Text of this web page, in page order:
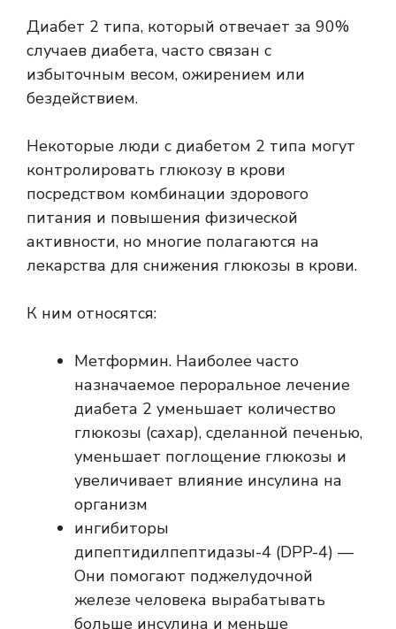
Диабет 2 типа, который отвечает за 90%
случаев диабета, часто связан с
избыточным весом, ожирением или
бездействием.
Некоторые люди с диабетом 2 типа могут
контролировать глюкозу в крови
посредством комбинации здорового
питания и повышения физической
активности, но многие полагаются на
лекарства для снижения глюкозы в крови.
К ним относятся:
Метформин. Наиболее часто
назначаемое пероральное лечение
диабета 2 уменьшает количество
глюкозы (сахар), сделанной печенью,
уменьшает поглощение глюкозы и
увеличивает влияние инсулина на
организм
ингибиторы
дипептидилпептидазы-4 (DPP-4) —
Они помогают поджелудочной
железе человека вырабатывать
больше инсулина и меньше